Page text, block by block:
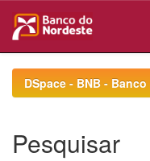
navigationDSpace - BNB -
Pesquisar